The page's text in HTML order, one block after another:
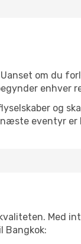
om du
enhver
og
eventyr er
Med
Bangkok: